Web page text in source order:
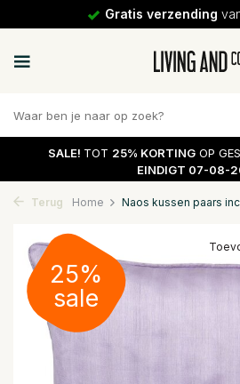
Gratis verzending
SALE! TOT 25% KORTING OP
EINDIGT 07-08-
Terug Home Naos kussen paars
25%
sale